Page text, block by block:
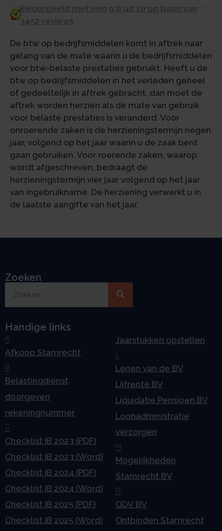
Beoordeeld met een 9.0 uit 10 op basis van
3452 reviews
De btw op bedrijfsmiddelen komt in aftrek naar
gelang van de mate waarin u de bedrijfsmiddelen
voor btw-belaste prestaties gebruikt. Heeft u de
btw op bedrijfsmiddelen in het verleden geheel
of gedeeltelijk in aftrek gebracht, dan moet de
aftrek worden herzien als de mate van gebruik
voor belaste prestaties is veranderd. Voor
onroerende zaken is de herzieningstermijn negen
jaar, volgend op het jaar waarin u de zaak bent
gaan gebruiken. Voor roerende zaken, waarop
wordt afgeschreven, bedraagt de
herzieningstermijn vier jaar volgend op het jaar
van ingebruikname. De herziening verwerkt u in
de laatste aangifte van het jaar.
Zoeken
Handige links
A
Afkoop Stamrecht
B
Belastingdienst
doorgeven
rekeningnummer
C
Checklist IB 2023 (PDF)
Checklist IB 2023 (Word)
Checklist IB 2024 (PDF)
Checklist IB 2024 (Word)
Checklist IB 2025 (PDF)
Checklist IB 2025 (Word)
Jaarstukken opstellen
Lenen van de BV
Lijfrente BV
Liquidatie Pensioen BV
Loonadministratie
verzorgen
M
Mogelijkheden
Stamrecht BV
O
ODV BV
Ontbinden Stamrecht